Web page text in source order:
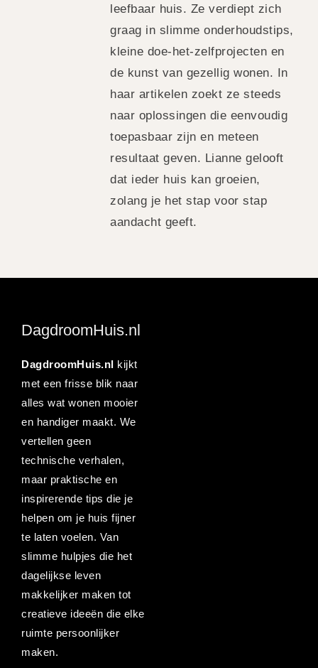
leefbaar huis. Ze verdiept zich
graag in slimme onderhoudstips,
kleine doe-het-zelfprojecten en
de kunst van gezellig wonen. In
haar artikelen zoekt ze steeds
naar oplossingen die eenvoudig
toepasbaar zijn en meteen
resultaat geven. Lianne gelooft
dat ieder huis kan groeien,
zolang je het stap voor stap
aandacht geeft.
DagdroomHuis.nl
DagdroomHuis.nl kijkt
met een frisse blik naar
alles wat wonen mooier
en handiger maakt. We
vertellen geen
technische verhalen,
maar praktische en
inspirerende tips die je
helpen om je huis fijner
te laten voelen. Van
slimme hulpjes die het
dagelijkse leven
makkelijker maken tot
creatieve ideeën die elke
ruimte persoonlijker
maken.